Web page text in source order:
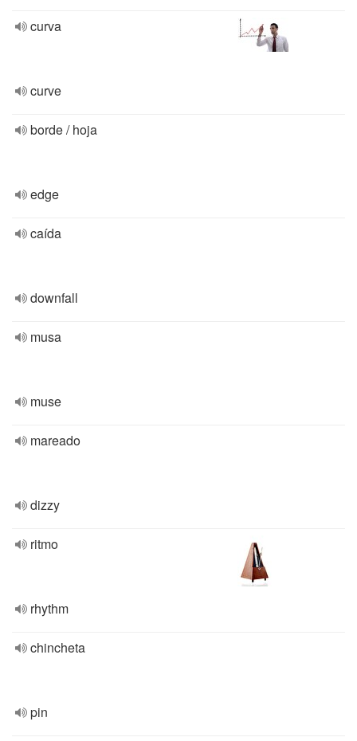
curva
curve
borde / hoja
edge
caída
downfall
musa
muse
mareado
dizzy
ritmo
rhythm
chincheta
pin